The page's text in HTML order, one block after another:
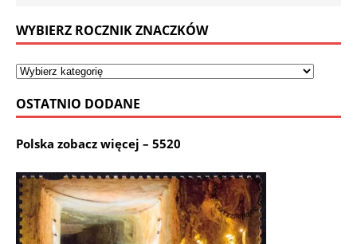
WYBIERZ ROCZNIK ZNACZKÓW
OSTATNIO DODANE
Polska zobacz więcej – 5520